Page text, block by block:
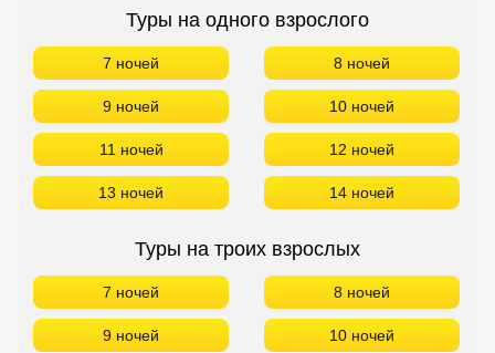
Туры на одного взрослого
7 ночей 8 ночей
9 ночей 10 ночей
11 ночей 12 ночей
13 ночей 14 ночей
Туры на троих взрослых
7 ночей 8 ночей
9 ночей 10 ночей